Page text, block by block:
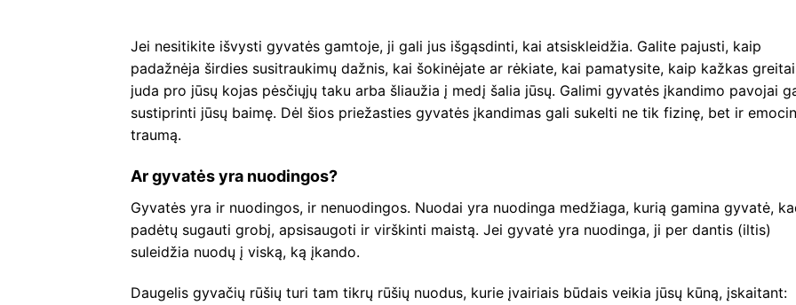
Jei nesitikite išvysti gyvatės gamtoje, ji gali jus išgąsdinti, kai atsiskleidžia. Galite pajusti, kaip
padažnėja širdies susitraukimų dažnis, kai šokinėjate ar rėkiate, kai pamatysite, kaip kažkas greitai
juda pro jūsų kojas pėsčiųjų taku arba šliaužia į medį šalia jūsų. Galimi gyvatės įkandimo pavojai
sustiprinti jūsų baimę. Dėl šios priežasties gyvatės įkandimas gali sukelti ne tik fizinę, bet ir
traumą.
Ar gyvatės yra nuodingos?
Gyvatės yra ir nuodingos, ir nenuodingos. Nuodai yra nuodinga medžiaga, kurią gamina gyvatė,
padėtų sugauti grobį, apsisaugoti ir virškinti maistą. Jei gyvatė yra nuodinga, ji per dantis (iltis)
suleidžia nuodų į viską, ką įkando.
Daugelis gyvačių rūšių turi tam tikrų rūšių nuodus, kurie įvairiais būdais veikia jūsų kūną, įskaitant: